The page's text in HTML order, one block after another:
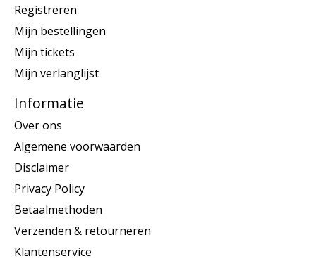
Registreren
Mijn bestellingen
Mijn tickets
Mijn verlanglijst
Informatie
Over ons
Algemene voorwaarden
Disclaimer
Privacy Policy
Betaalmethoden
Verzenden & retourneren
Klantenservice